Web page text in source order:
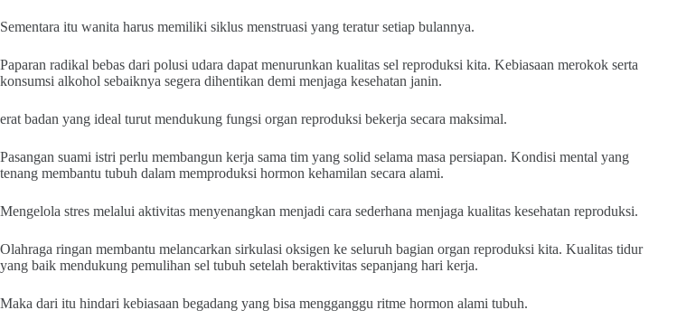
Sementara itu wanita harus memiliki siklus menstruasi yang teratur setiap bulannya.
Paparan radikal bebas dari polusi udara dapat menurunkan kualitas sel reproduksi kita. Kebiasaan merokok serta
konsumsi alkohol sebaiknya segera dihentikan demi menjaga kesehatan janin.
erat badan yang ideal turut mendukung fungsi organ reproduksi bekerja secara maksimal.
Pasangan suami istri perlu membangun kerja sama tim yang solid selama masa persiapan. Kondisi mental yang
tenang membantu tubuh dalam memproduksi hormon kehamilan secara alami.
Mengelola stres melalui aktivitas menyenangkan menjadi cara sederhana menjaga kualitas kesehatan reproduksi.
Olahraga ringan membantu melancarkan sirkulasi oksigen ke seluruh bagian organ reproduksi kita. Kualitas tidur
yang baik mendukung pemulihan sel tubuh setelah beraktivitas sepanjang hari kerja.
Maka dari itu hindari kebiasaan begadang yang bisa mengganggu ritme hormon alami tubuh.